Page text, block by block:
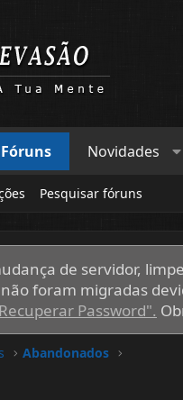
Fóruns Novidades
Pesquisar fóruns
de servidor,
foram migradas
Recuperar Password".
Abandonados